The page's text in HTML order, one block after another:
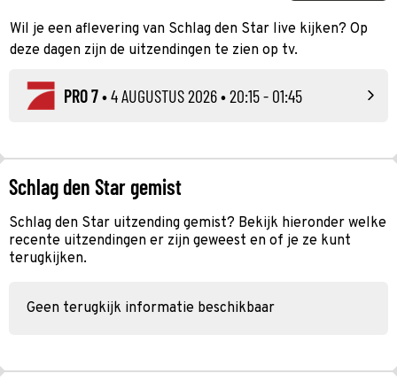
Wil je een aflevering van Schlag den Star live kijken? Op
deze dagen zijn de uitzendingen te zien op tv.
PRO 7•4 AUGUSTUS 2026• 20:15 - 01:45
Schlag den Star gemist
Schlag den Star uitzending gemist? Bekijk hieronder welke
recente uitzendingen er zijn geweest en of je ze kunt
terugkijken.
Geen terugkijk informatie beschikbaar